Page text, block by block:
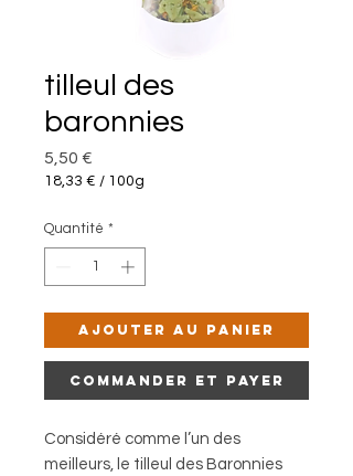
tilleul des
baronnies
5,50 €
18,33 € / 100g
pour
Grammes
Quantité *
Ajouter au panier
Commander et payer
Considéré comme l’un des
meilleurs, le tilleul des Baronnies